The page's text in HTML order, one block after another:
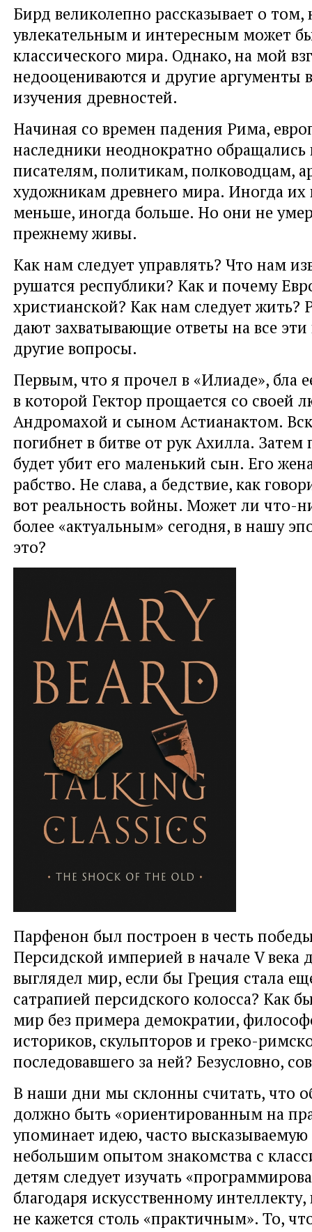
Бирд великолепно рассказывает о том,
увлекательным и интересным может
классического мира. Однако, на мой
недооцениваются и другие аргументы
изучения древностей.
Начиная со времен падения Рима,
наследники неоднократно
писателям, политикам, полководцам,
художникам древнего мира. Иногда
меньше, иногда больше. Но они не
прежнему живы.
Как нам следует управлять? Что нам
рушатся республики? Как и почему
христианской? Как нам следует жить?
дают захватывающие ответы на все
другие вопросы.
Первым, что я прочел в «Илиаде», бла
в которой Гектор прощается со своей
Андромахой и сыном Астианактом.
погибнет в битве от рук Ахилла. Затем
будет убит его маленький сын. Его
рабство. Не слава, а бедствие, как
вот реальность войны. Может ли что-
более «актуальным» сегодня, в нашу
это?
Парфенон был построен в честь
Персидской империей в начале V века
выглядел мир, если бы Греция стала
сатрапией персидского колосса? Как
мир без примера демократии,
историков, скульпторов и греко-
последовавшего за ней? Безусловно,
В наши дни мы склонны считать, что
должно быть «ориентированным на
упоминает идею, часто
небольшим опытом знакомства с
детям следует изучать
благодаря искусственному
не кажется столь «практичным». То,